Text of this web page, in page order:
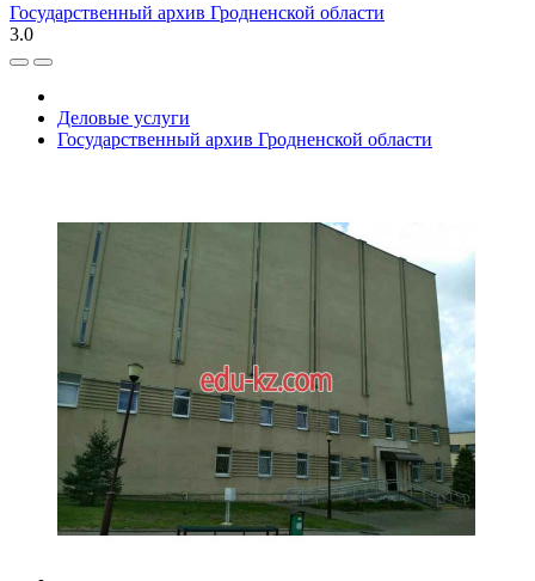
Государственный архив Гродненской области
3.0
Деловые услуги
Государственный архив Гродненской области